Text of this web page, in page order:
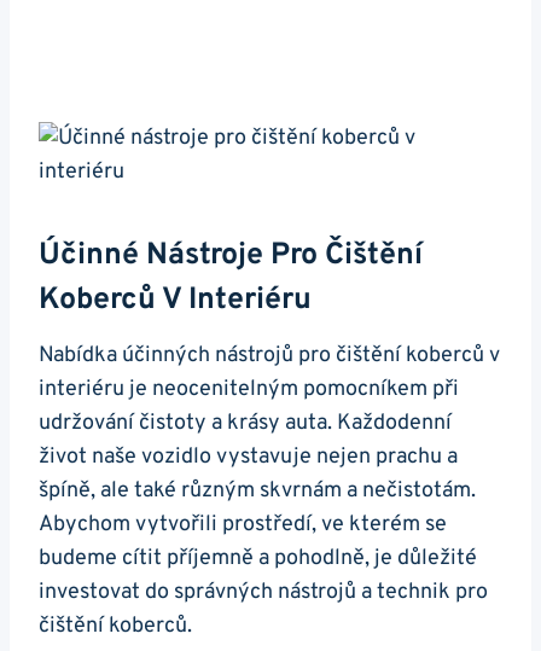
Účinné Nástroje Pro Čištění
Koberců V Interiéru
Nabídka účinných​ nástrojů pro čištění koberců v
interiéru je⁢ neocenitelným pomocníkem při
udržování čistoty a krásy auta. Každodenní
život naše vozidlo vystavuje ⁣nejen prachu ‌a
špíně, ale také různým skvrnám a‍ nečistotám.
Abychom vytvořili ​prostředí, ve kterém se
budeme​ cítit příjemně a pohodlně, je důležité
investovat do⁤ správných nástrojů⁤ a technik pro
čištění koberců.